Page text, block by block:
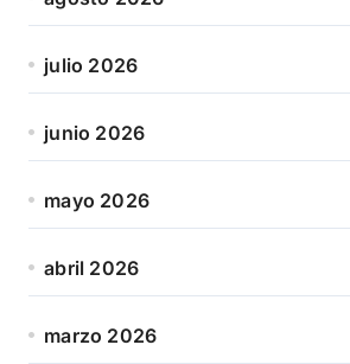
julio 2026
junio 2026
mayo 2026
abril 2026
marzo 2026